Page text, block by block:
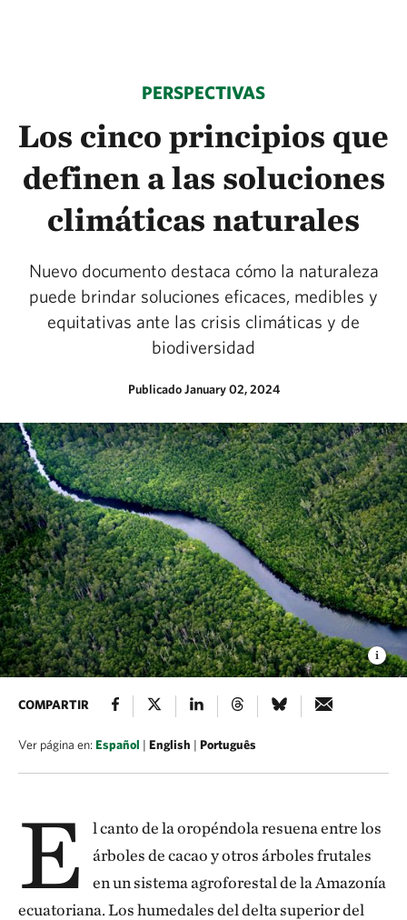
PERSPECTIVAS
Los cinco principios que
definen a las soluciones
climáticas naturales
Nuevo documento destaca cómo la naturaleza
puede brindar soluciones eficaces, medibles y
equitativas ante las crisis climáticas y de
biodiversidad
Publicado January 02, 2024
COMPARTIR
Ver página en:Español | English | Português
E
l canto de la oropéndola resuena entre los
árboles de cacao y otros árboles frutales
en un sistema agroforestal de la Amazonía
ecuatoriana. Los humedales del delta superior del